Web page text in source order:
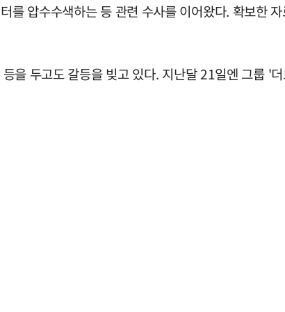
를 압수수색하는 등 관련 수사를 이어왔다. 확보한
을 두고도 갈등을 빚고 있다. 지난달 21일엔 그룹 '